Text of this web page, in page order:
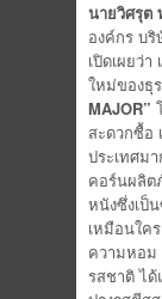
นายวิศรุต
องค์กร บ
เปิดเผยว่
ใหม่ของธุ
MAJOR”
สะดวกซื้อ
ประเทศม
คอร์นผลิ
หนังซึ่งเป็
เหมือนใค
ความหอม
รสชาติ ได้